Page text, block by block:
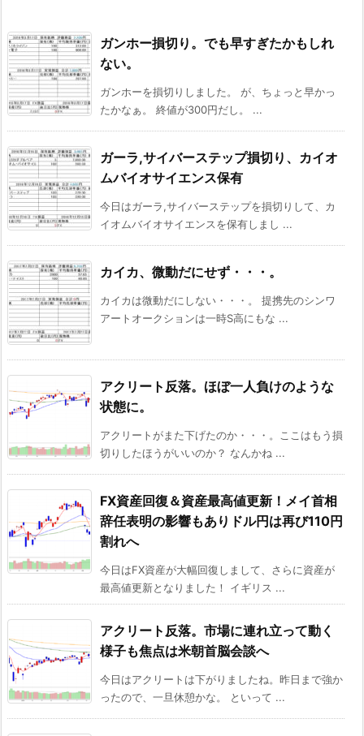
ガンホー損切り。でも早すぎたかもしれ
ない。
ガンホーを損切りしました。 が、ちょっと早かっ
たかなぁ。 終値が300円だし。 ...
ガーラ,サイバーステップ損切り、カイオ
ムバイオサイエンス保有
今日はガーラ,サイバーステップを損切りして、カ
イオムバイオサイエンスを保有しまし ...
カイカ、微動だにせず・・・。
カイカは微動だにしない・・・。 提携先のシンワ
アートオークションは一時S高にもな ...
アクリート反落。ほぼ一人負けのような
状態に。
アクリートがまた下げたのか・・・。ここはもう損
切りしたほうがいいのか？ なんかね ...
FX資産回復＆資産最高値更新！メイ首相
辞任表明の影響もありドル円は再び110円
割れへ
今日はFX資産が大幅回復しまして、さらに資産が
最高値更新となりました！ イギリス ...
アクリート反落。市場に連れ立って動く
様子も焦点は米朝首脳会談へ
今日はアクリートは下がりましたね。昨日まで強か
ったので、一旦休憩かな。 といって ...